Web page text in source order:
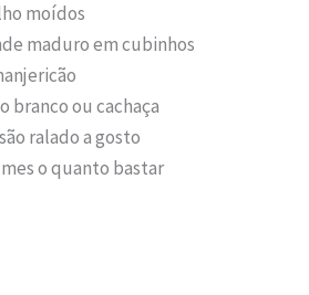
moídos
maduro em cubinhos
branco ou cachaça
ralado a gosto
o quanto bastar